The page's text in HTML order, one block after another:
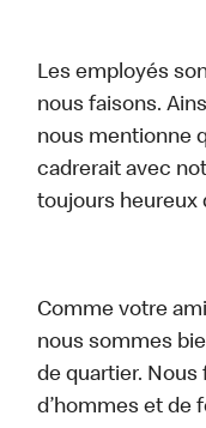
Les employés
nous faisons.
nous mentionne
cadrerait avec
toujours heureux
Comme votre
nous sommes
de quartier.
d’hommes et de